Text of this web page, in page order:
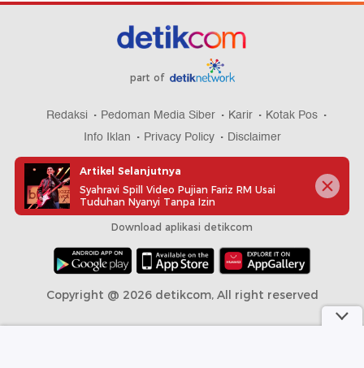
part of
Redaksi Pedoman Media Siber Karir
Kotak Pos
Info Iklan
Privacy Policy Disclaimer
Download aplikasi detikcom
Copyright @ 2026 detikcom, All right reserved
Artikel Selanjutnya
Syahravi Spill Video Pujian Fariz RM Usai
Tuduhan Nyanyi Tanpa Izin